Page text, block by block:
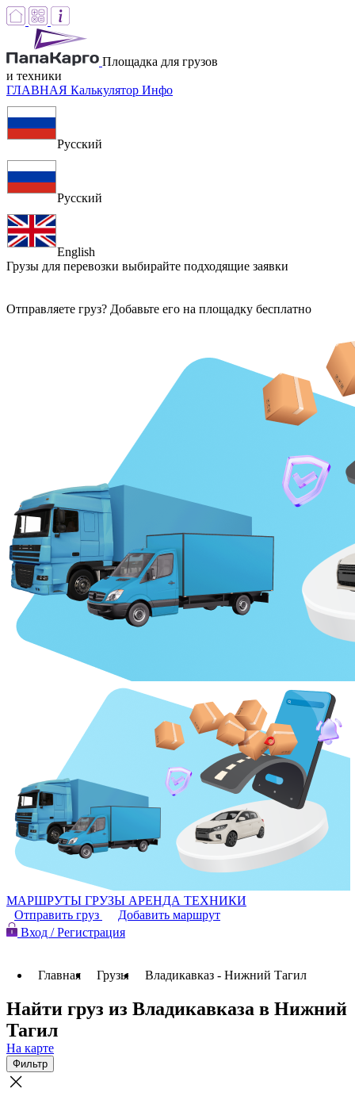
Площадка для грузов
и техники
ГЛАВНАЯ Калькулятор Инфо
Русский
Русский
English
Грузы для перевозки выбирайте подходящие заявки
Отправляете груз? Добавьте его на площадку бесплатно
МАРШРУТЫ ГРУЗЫ АРЕНДА ТЕХНИКИ
Отправить груз
Добавить маршрут
Вход / Регистрация
Главная Грузы Владикавказ - Нижний Тагил
Найти груз из Владикавказа в Нижний
Тагил
На карте
Фильтр